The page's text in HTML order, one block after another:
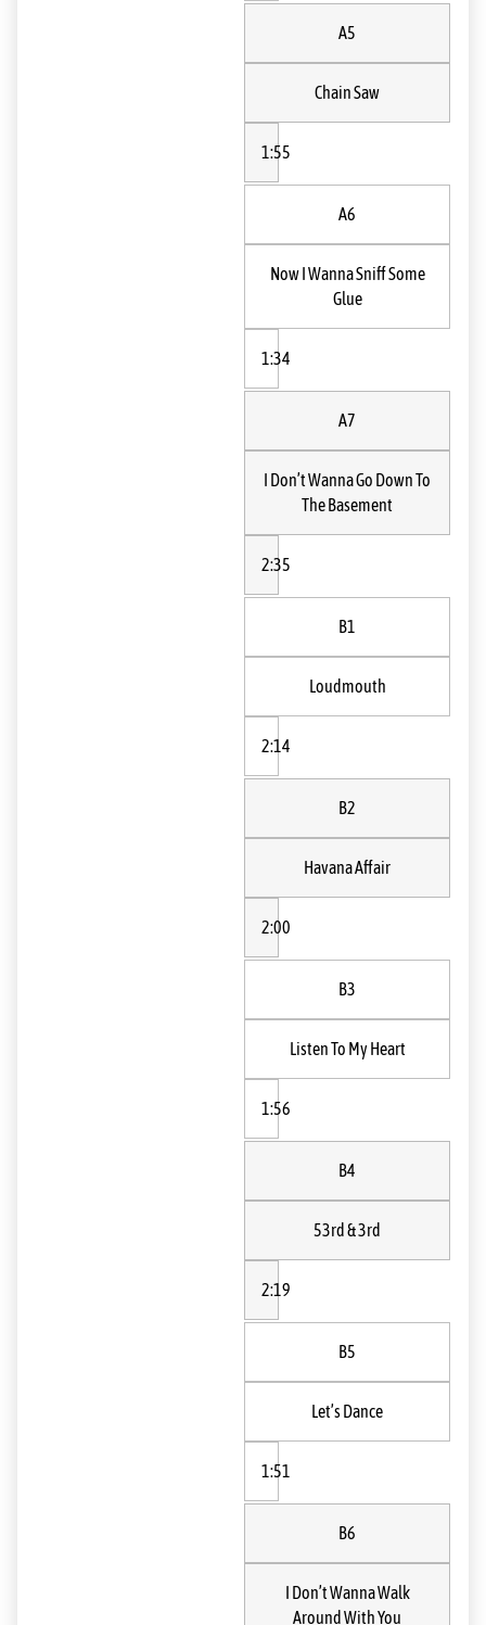
A5
Chain Saw
1:55
A6
Now I Wanna Sniff Some
Glue
1:34
A7
I Don’t Wanna Go Down To
The Basement
2:35
B1
Loudmouth
2:14
B2
Havana Affair
2:00
B3
Listen To My Heart
1:56
B4
53rd & 3rd
2:19
B5
Let’s Dance
1:51
B6
I Don’t Wanna Walk
Around With You